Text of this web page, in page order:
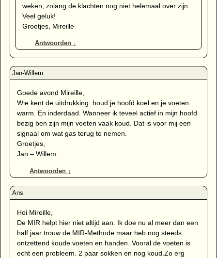
weken, zolang de klachten nog niet helemaal over zijn.
Veel geluk!
Groetjes, Mireille
Antwoorden ↓
Goede avond Mireille,
Wie kent de uitdrukking: houd je hoofd koel en je voeten
warm. En inderdaad. Wanneer ik teveel actief in mijn hoofd
bezig ben zijn mijn voeten vaak koud. Dat is voor mij een
signaal om wat gas terug te nemen.
Groetjes,
Jan – Willem.
Antwoorden ↓
Hoi Mireille,
De MIR helpt hier niet altijd aan. Ik doe nu al meer dan een
half jaar trouw de MIR-Methode maar heb nog steeds
ontzettend koude voeten en handen. Vooral de voeten is
echt een probleem. 2 paar sokken en nog koud.Zo erg